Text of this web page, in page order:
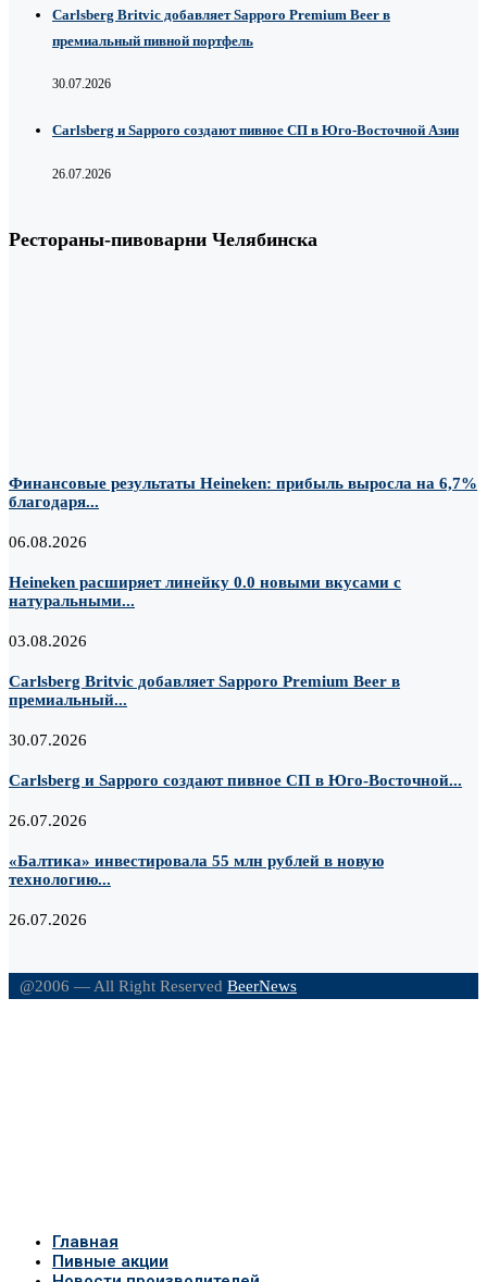
Carlsberg Britvic добавляет Sapporo Premium Beer в
премиальный пивной портфель
30.07.2026
Carlsberg и Sapporo создают пивное СП в Юго-Восточной Азии
26.07.2026
Рестораны-пивоварни Челябинска
Финансовые результаты Heineken: прибыль выросла на 6,7%
благодаря...
06.08.2026
Heineken расширяет линейку 0.0 новыми вкусами с
натуральными...
03.08.2026
Carlsberg Britvic добавляет Sapporo Premium Beer в
премиальный...
30.07.2026
Carlsberg и Sapporo создают пивное СП в Юго-Восточной...
26.07.2026
«Балтика» инвестировала 55 млн рублей в новую
технологию...
26.07.2026
@2006 — All Right Reserved BeerNews
Главная
Пивные акции